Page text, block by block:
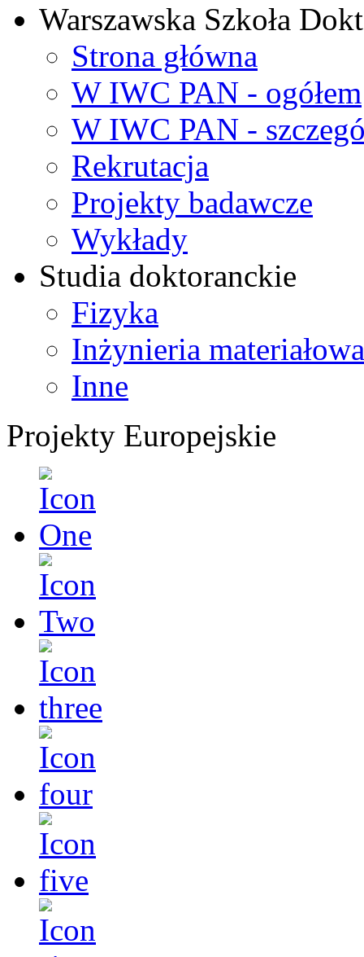
Warszawska Szkoła
Strona główna
W IWC PAN - ogółem
W IWC PAN -
Rekrutacja
Projekty badawcze
Wykłady
Studia doktoranckie
Fizyka
Inżynieria materiałowa
Inne
Projekty Europejskie